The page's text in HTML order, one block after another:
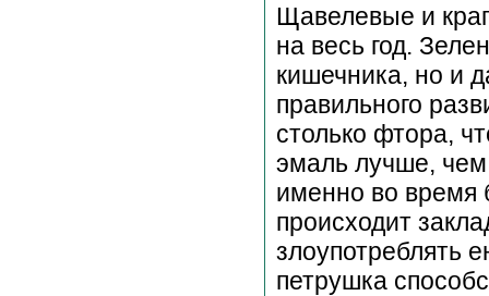
Щавелевые и
на весь год.
кишечника, но и
правильного
столько фтора,
эмаль лучше, чем
именно во время
происходит
злоупотреблять
петрушка